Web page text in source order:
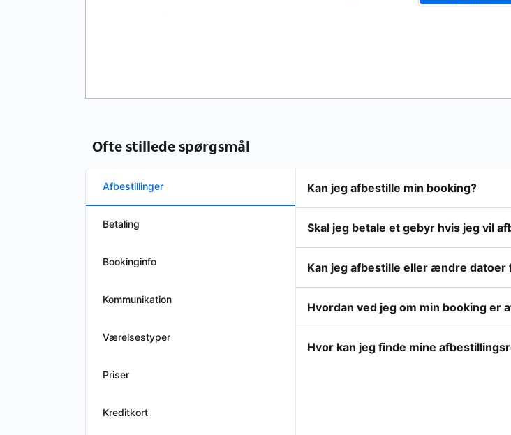
Ofte stillede spørgsmål
Afbestillinger
Betaling
Bookinginfo
Kommunikation
Værelsestyper
Priser
Kreditkort
Kan jeg afbestille min booking?
Skal jeg betale et gebyr hvis jeg vil
Kan jeg afbestille eller ændre
Hvordan ved jeg om min booking er
Hvor kan jeg finde mine